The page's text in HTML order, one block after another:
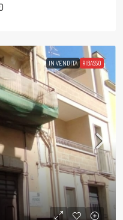
IN VENDITA RIBASSO